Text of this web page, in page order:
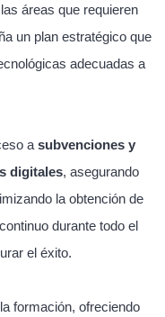
áreas que requieren
un plan estratégico que
adecuadas a
a subvenciones y
digitales, asegurando
la obtención de
durante todo el
el éxito.
formación, ofreciendo